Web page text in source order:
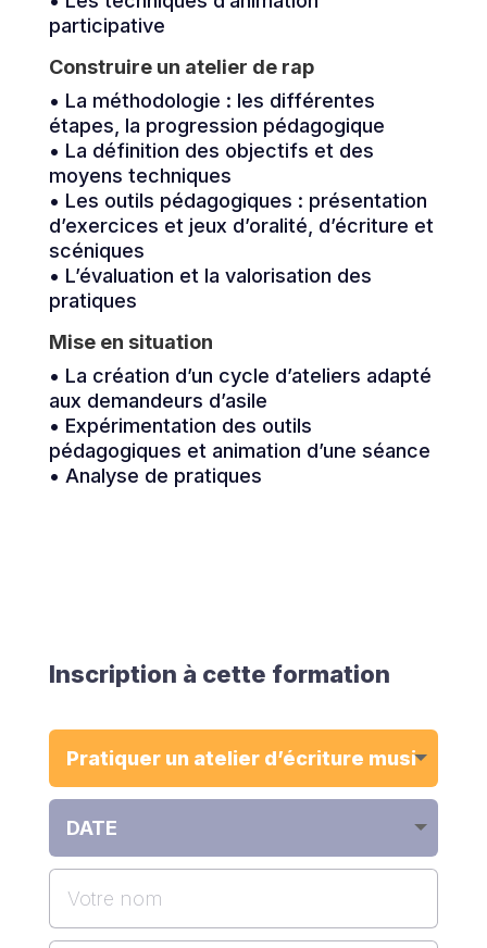
participative
Construire un atelier de rap
• La méthodologie : les différentes
étapes, la progression pédagogique
• La définition des objectifs et des
moyens techniques
• Les outils pédagogiques : présentation
d’exercices et jeux d’oralité, d’écriture et
scéniques
• L’évaluation et la valorisation des
pratiques
Mise en situation
• La création d’un cycle d’ateliers adapté
aux demandeurs d’asile
• Expérimentation des outils
pédagogiques et animation d’une séance
• Analyse de pratiques
Inscription à cette formation